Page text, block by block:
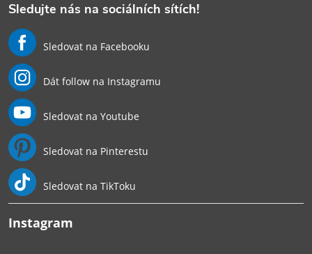
Sledujte nás na sociálních sítích!
Sledovat na Facebooku
Dát follow na Instagramu
Sledovat na Youtube
Sledovat na Pinterestu
Sledovat na TikToku
Instagram